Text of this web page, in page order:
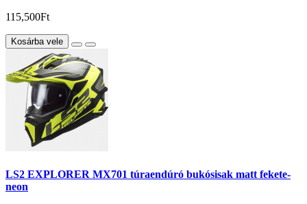
115,500Ft
Kosárba vele
LS2 EXPLORER MX701 túraendúró bukósisak matt fekete-
neon